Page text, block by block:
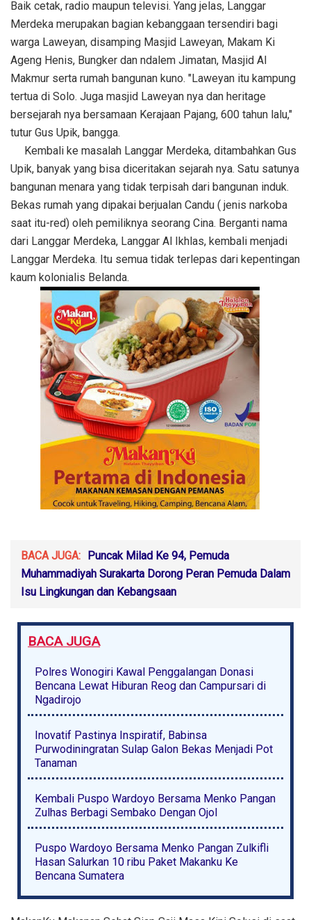
Baik cetak, radio maupun televisi. Yang jelas, Langgar
Merdeka merupakan bagian kebanggaan tersendiri bagi
warga Laweyan, disamping Masjid Laweyan, Makam Ki
Ageng Henis, Bungker dan ndalem Jimatan, Masjid Al
Makmur serta rumah bangunan kuno. "Laweyan itu kampung
tertua di Solo. Juga masjid Laweyan nya dan heritage
bersejarah nya bersamaan Kerajaan Pajang, 600 tahun lalu,"
tutur Gus Upik, bangga.
Kembali ke masalah Langgar Merdeka, ditambahkan Gus
Upik, banyak yang bisa diceritakan sejarah nya. Satu satunya
bangunan menara yang tidak terpisah dari bangunan induk.
Bekas rumah yang dipakai berjualan Candu ( jenis narkoba
saat itu-red) oleh pemiliknya seorang Cina. Berganti nama
dari Langgar Merdeka, Langgar Al Ikhlas, kembali menjadi
Langgar Merdeka. Itu semua tidak terlepas dari kepentingan
kaum kolonialis Belanda.
BACA JUGA: Puncak Milad Ke 94, Pemuda
Muhammadiyah Surakarta Dorong Peran Pemuda Dalam
Isu Lingkungan dan Kebangsaan
BACA JUGA
Polres Wonogiri Kawal Penggalangan Donasi
Bencana Lewat Hiburan Reog dan Campursari di
Ngadirojo
Inovatif Pastinya Inspiratif, Babinsa
Purwodiningratan Sulap Galon Bekas Menjadi Pot
Tanaman
Kembali Puspo Wardoyo Bersama Menko Pangan
Zulhas Berbagi Sembako Dengan Ojol
Puspo Wardoyo Bersama Menko Pangan Zulkifli
Hasan Salurkan 10 ribu Paket Makanku Ke
Bencana Sumatera